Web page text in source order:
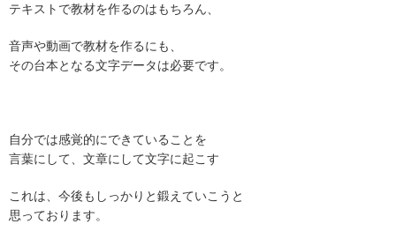
テキストで教材を作るのはもちろん、
音声や動画で教材を作るにも、
その台本となる文字データは必要です。
自分では感覚的にできていることを
言葉にして、文章にして文字に起こす
これは、今後もしっかりと鍛えていこうと
思っております。